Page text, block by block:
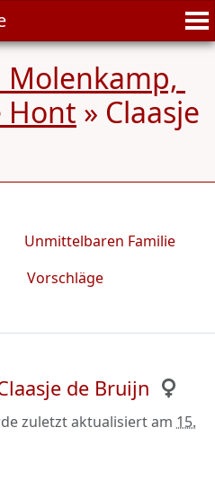
Hont » Claasje
Unmittelbaren Familie
Vorschläge
de Bruijn
zuletzt aktualisiert am 15.